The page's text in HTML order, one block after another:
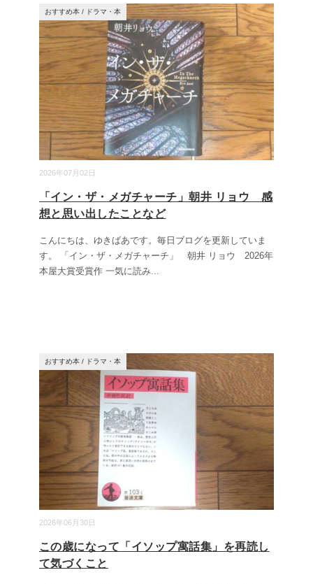
2026年07月02日
おすすめ本 / ドラマ・本
「イン・ザ・メガチャーチ」朝井 リョウ 感
想と思い出したことなど
こんにちは、ゆきばあです。毎日ブログを更新していま
す。 「イン・ザ・メガチャーチ」 朝井 リョウ 2026年
本屋大賞受賞作 一気に読み...
2026年06月30日
おすすめ本 / ドラマ・本
この歳になって「イソップ寓話集」を再読し
て気づくこと